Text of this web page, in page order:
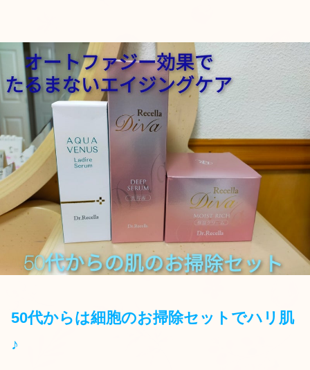
50代からは細胞のお掃除セットでハリ肌
♪